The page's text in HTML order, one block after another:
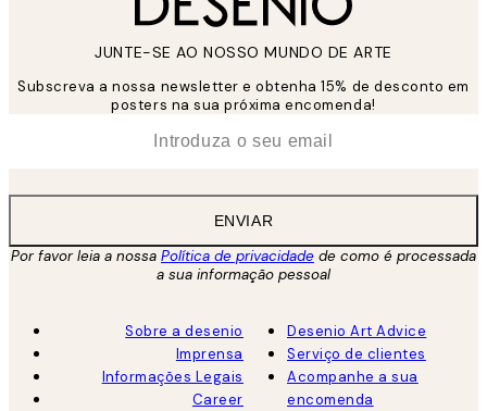
JUNTE-SE AO NOSSO MUNDO DE ARTE
Subscreva a nossa newsletter e obtenha 15% de desconto em
posters na sua próxima encomenda!
ENVIAR
Por favor leia a nossa Política de privacidade de como é processada
a sua informação pessoal
Sobre a desenio
Imprensa
Informações Legais
Career
Desenio Art Advice
Serviço de clientes
Acompanhe a sua
encomenda